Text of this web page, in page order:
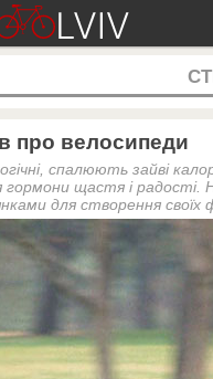
про велосипеди
спалюють зайві
гормони щастя і радості.
для створення своїх